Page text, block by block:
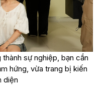
sự nghiệp, bạn cần
hứng, vừa trang bị kiến
diện